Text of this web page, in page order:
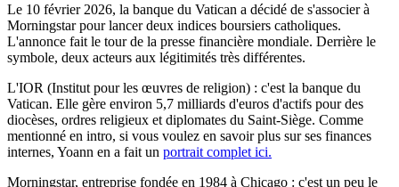
Le 10 février 2026, la banque du Vatican a décidé de s'associer à
Morningstar pour lancer deux indices boursiers catholiques.
L'annonce fait le tour de la presse financière mondiale. Derrière le
symbole, deux acteurs aux légitimités très différentes.
L'IOR (Institut pour les œuvres de religion) : c'est la banque du
Vatican. Elle gère environ 5,7 milliards d'euros d'actifs pour des
diocèses, ordres religieux et diplomates du Saint-Siège. Comme
mentionné en intro, si vous voulez en savoir plus sur ses finances
internes, Yoann en a fait un portrait complet ici.
Morningstar, entreprise fondée en 1984 à Chicago : c'est un peu le